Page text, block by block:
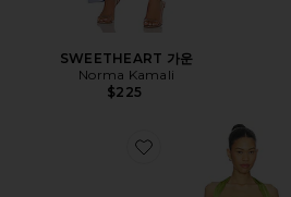
SWEETHEART 가운
Norma Kamali
$225
Favorite CYNTHIA 원피스